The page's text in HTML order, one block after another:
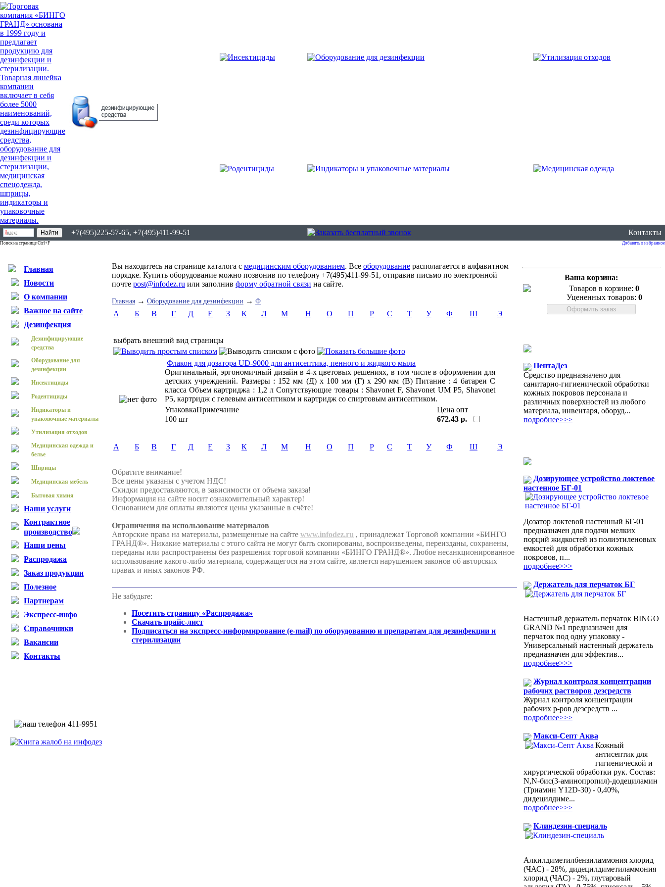
+7(495)225-57-65, +7(495)411-99-51 Контакты
Поиск на странице Ctrl+F Добавить в избранное
Главная
Новости
О компании
Важное на сайте
Дезинфекция
Дезинфицирующие
средства
Оборудование для
дезинфекции
Инсектициды
Родентициды
Индикаторы и
упаковочные материалы
Утилизация отходов
Медицинская одежда и
белье
Шприцы
Медицинская мебель
Бытовая химия
Наши услуги
Контрактное
производство
Наши цены
Распродажа
Заказ продукции
Полезное
Партнерам
Экспресс-инфо
Справочники
Вакансии
Контакты
Вы находитесь на странице каталога с медицинским оборудованием. Все оборудование располагается в алфавитном
порядке. Купить оборудование можно позвонив по телефону +7(495)411-99-51, отправив письмо по электронной
почте post@infodez.ru или заполнив форму обратной связи на сайте.
Главная → Оборудование для дезинфекции → Ф
А Б В Г Д Е З К Л М Н О П Р С Т У Ф Ш Э
выбрать внешний вид страницы
Флакон для дозатора UD-9000 для антисептика, пенного и жидкого мыла
Оригинальный, эргономичный дизайн в 4-х цветовых решениях, в том числе в оформлении для
детских учреждений. Размеры : 152 мм (Д) х 100 мм (Г) х 290 мм (В) Питание : 4 батареи C
класса Объем картриджа : 1,2 л Сопутствующие товары : Shavonet F, Shavonet UM P5, Shavonet
P5, картридж с гелевым антисептиком и картридж со спиртовым антисептиком.
УпаковкаПримечание
Цена опт
100 шт
672.43 р.
А Б В Г Д Е З К Л М Н О П Р С Т У Ф Ш Э
Обратите внимание!
Все цены указаны с учетом НДС!
Скидки предоставляются, в зависимости от объема заказа!
Информация на сайте носит ознакомительный характер!
Основанием для оплаты являются цены указанные в счёте!
Ограничения на использование материалов
Авторские права на материалы, размещенные на сайте www.infodez.ru , принадлежат Торговой компании «БИНГО
ГРАНД®». Никакие материалы с этого сайта не могут быть скопированы, воспроизведены, переизданы, сохранены,
переданы или распространены без разрешения торговой компании «БИНГО ГРАНД®». Любое несанкционированное
использование какого-либо материала, содержащегося на этом сайте, является нарушением законов об авторских
правах и иных законов РФ.
Не забудьте:
Посетить страницу «Распродажа»
Скачать прайс-лист
Подписаться на экспресс-информирование (e-mail) по оборудованию и препаратам для дезинфекции и
стерилизации
Ваша корзина:
Товаров в корзине: 0
Уцененных товаров: 0
ПентаДез
Средство предназначено для
санитарно-гигиенической обработки
кожных покровов персонала и
различных поверхностей из любого
материала, инвентаря, оборуд...
подробнее>>>
Дозирующее устройство локтевое
настенное БГ-01
Дозатор локтевой настенный БГ-01
предназначен для подачи мелких
порций жидкостей из полиэтиленовых
емкостей для обработки кожных
покровов, п...
подробнее>>>
Держатель для перчаток БГ
Настенный держатель перчаток BINGO
GRAND №1 предназначен для
перчаток под одну упаковку -
Универсальный настенный держатель
предназначен для эффектив...
подробнее>>>
Журнал контроля концентрации
рабочих растворов дезсредств
Журнал контроля концентрации
рабочих р-ров дезсредств ...
подробнее>>>
Макси-Септ Аква
Кожный
антисептик для
гигиенической и
хирургической обработки рук. Состав:
N,N-бис(3-аминопропил)-додециламин
(Триамин Y12D-30) - 0,40%,
дидецилдиме...
подробнее>>>
Клиндезин-специаль
Алкилдиметилбензиламмония хлорид
(ЧАС) - 28%, дидецилдиметиламмония
хлорид (ЧАС) - 2%, глутаровый